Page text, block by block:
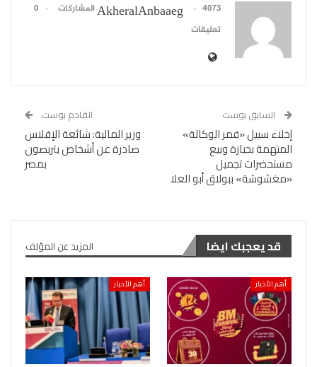
AkheralAnbaaeg 4073 المشاركات
0
تعليقات
السابق بوست
إخلاء سبيل «قمر الوكالة»
المتهمة بحيازة وبيع
مستحضرات تجميل
«مغشوشة» ببولاق أبو العلا
القادم بوست
وزير المالية: شائعة الإفلاس
صادرة عن أشخاص يتربصون
بمصر
قد يعجبك ايضا المزيد عن المؤلف
أهم الأخبار أهم الأخبار